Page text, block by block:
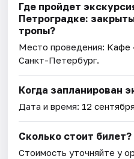
Где пройдет
Петроградке:
тропы?
Место проведения: Кафе
Санкт-Петербург.
Когда запланирован
Дата и время: 12
Сколько стоит билет?
Стоимость уточняйте у